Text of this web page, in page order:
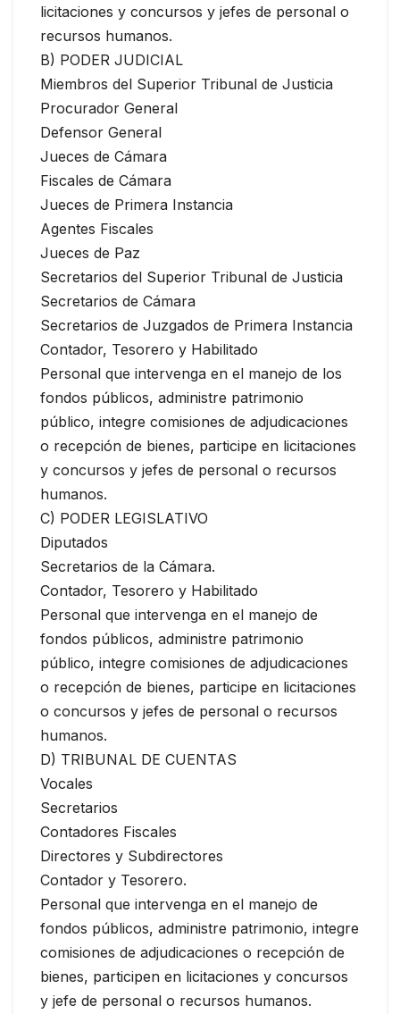
licitaciones y concursos y jefes de personal o
recursos humanos.
B) PODER JUDICIAL
Miembros del Superior Tribunal de Justicia
Procurador General
Defensor General
Jueces de Cámara
Fiscales de Cámara
Jueces de Primera Instancia
Agentes Fiscales
Jueces de Paz
Secretarios del Superior Tribunal de Justicia
Secretarios de Cámara
Secretarios de Juzgados de Primera Instancia
Contador, Tesorero y Habilitado
Personal que intervenga en el manejo de los
fondos públicos, administre patrimonio
público, integre comisiones de adjudicaciones
o recepción de bienes, participe en licitaciones
y concursos y jefes de personal o recursos
humanos.
C) PODER LEGISLATIVO
Diputados
Secretarios de la Cámara.
Contador, Tesorero y Habilitado
Personal que intervenga en el manejo de
fondos públicos, administre patrimonio
público, integre comisiones de adjudicaciones
o recepción de bienes, participe en licitaciones
o concursos y jefes de personal o recursos
humanos.
D) TRIBUNAL DE CUENTAS
Vocales
Secretarios
Contadores Fiscales
Directores y Subdirectores
Contador y Tesorero.
Personal que intervenga en el manejo de
fondos públicos, administre patrimonio, integre
comisiones de adjudicaciones o recepción de
bienes, participen en licitaciones y concursos
y jefe de personal o recursos humanos.